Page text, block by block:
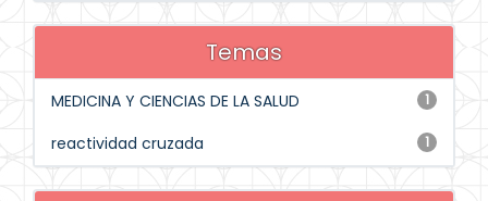
Temas
1
MEDICINA Y CIENCIAS DE LA SALUD
1
reactividad cruzada